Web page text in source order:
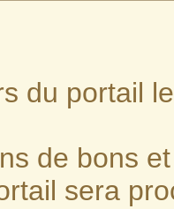
du portail
de bons
sera